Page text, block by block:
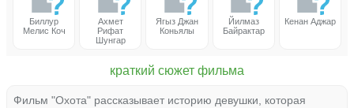
Биллур
Мелис Коч
Ахмет
Рифат
Шунгар
Ягыз Джан
Коньялы
Йилмаз
Байрактар
Кенан Аджар
краткий сюжет фильма
Фильм "Охота" рассказывает историю девушки, которая